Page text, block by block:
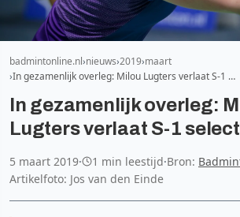
badmintonline.nl nieuws 2019 maart
In gezamenlijk overleg: Milou Lugters verlaat S-1 …
In gezamenlijk overleg:
Lugters verlaat S-1
5 maart 2019· 1 min leestijd·Bron:
Artikelfoto: Jos van den Einde